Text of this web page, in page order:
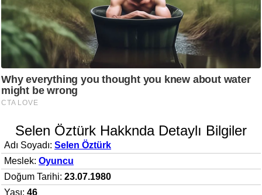
Selen Öztürk Hakknda Detaylı Bilgiler
Adı Soyadı: Selen Öztürk
Meslek: Oyuncu
Doğum Tarihi: 23.07.1980
Yaşı: 46